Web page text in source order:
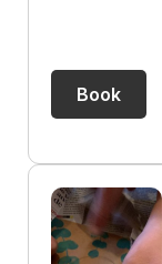
Book